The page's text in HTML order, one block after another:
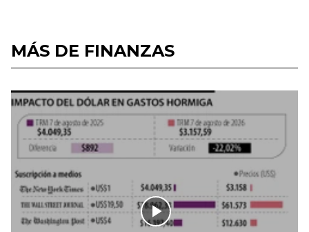
MÁS DE FINANZAS